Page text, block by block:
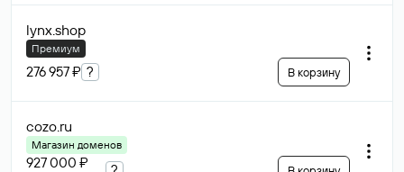
lynx.shop
Премиум
276 957 ₽ ? В корзину
cozo.ru
Магазин доменов
927 000 ₽